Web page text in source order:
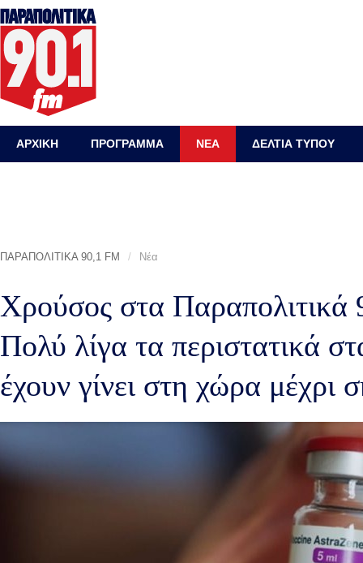
ΑΡΧΙΚΗ ΠΡΟΓΡΑΜΜΑ ΝΕΑ ΔΕΛΤΙΑ ΤΥΠΟΥ
ΠΑΡΑΠΟΛΙΤΙΚΑ 90,1 FM / Νέα
Χρούσος στα Παραπολιτικά
Πολύ λίγα τα περιστατικά
έχουν γίνει στη χώρα μέχρι